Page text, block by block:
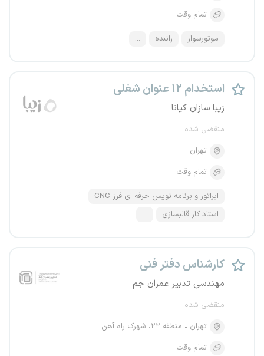
تمام وقت
موتورسوار راننده ...
استخدام ۱۲ عنوان شغلی
زیبا سازان کیانا
منقضی شده
تهران
تمام وقت
اپراتور و برنامه نویس حرفه ای فرز CNC
استاد کار قالبسازی
...
کارشناس دفتر فنی
مهندسی تدبیر عمران جم
منقضی شده
تهران
منطقه ۲۲، شهرک راه آهن
تمام وقت